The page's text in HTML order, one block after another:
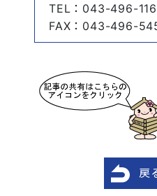
TEL ：043-496-
FAX ：043-496-
戻